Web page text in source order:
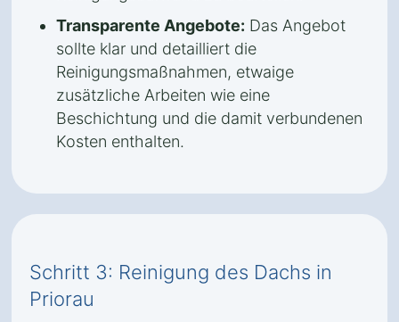
Transparente Angebote: Das Angebot
sollte klar und detailliert die
Reinigungsmaßnahmen, etwaige
zusätzliche Arbeiten wie eine
Beschichtung und die damit verbundenen
Kosten enthalten.
Schritt 3: Reinigung des Dachs in
Priorau